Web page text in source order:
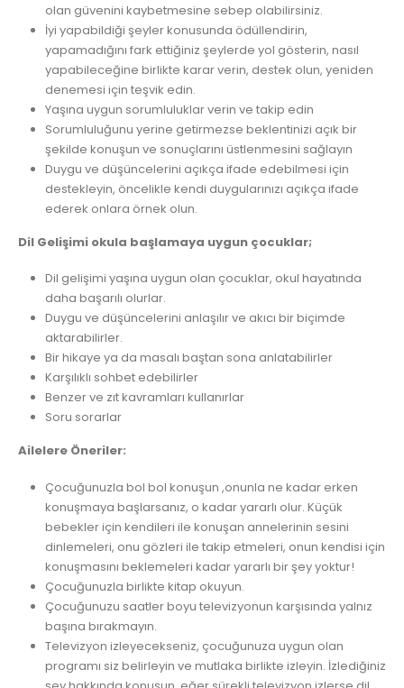
olan güvenini kaybetmesine sebep olabilirsiniz.
İyi yapabildiği şeyler konusunda ödüllendirin,
yapamadığını fark ettiğiniz şeylerde yol gösterin, nasıl
yapabileceğine birlikte karar verin, destek olun, yeniden
denemesi için teşvik edin.
Yaşına uygun sorumluluklar verin ve takip edin
Sorumluluğunu yerine getirmezse beklentinizi açık bir
şekilde konuşun ve sonuçlarını üstlenmesini sağlayın
Duygu ve düşüncelerini açıkça ifade edebilmesi için
destekleyin, öncelikle kendi duygularınızı açıkça ifade
ederek onlara örnek olun.
Dil Gelişimi okula başlamaya uygun çocuklar;
Dil gelişimi yaşına uygun olan çocuklar, okul hayatında
daha başarılı olurlar.
Duygu ve düşüncelerini anlaşılır ve akıcı bir biçimde
aktarabilirler.
Bir hikaye ya da masalı baştan sona anlatabilirler
Karşılıklı sohbet edebilirler
Benzer ve zıt kavramları kullanırlar
Soru sorarlar
Ailelere Öneriler:
Çocuğunuzla bol bol konuşun ,onunla ne kadar erken
konuşmaya başlarsanız, o kadar yararlı olur. Küçük
bebekler için kendileri ile konuşan annelerinin sesini
dinlemeleri, onu gözleri ile takip etmeleri, onun kendisi için
konuşmasını beklemeleri kadar yararlı bir şey yoktur!
Çocuğunuzla birlikte kitap okuyun.
Çocuğunuzu saatler boyu televizyonun karşısında yalnız
başına bırakmayın.
Televizyon izleyecekseniz, çocuğunuza uygun olan
programı siz belirleyin ve mutlaka birlikte izleyin. İzlediğiniz